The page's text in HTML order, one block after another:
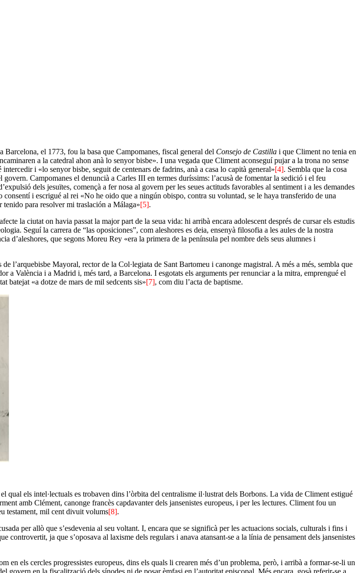
el 1773, fou la basa que Campomanes, fiscal general del Consejo de Castilla i que Climent no tenia en
a la catedral ahon anà lo senyor bisbe». I una vegada que Climent aconseguí pujar a la trona no sense
i «lo senyor bisbe, seguit de centenars de fadrins, anà a casa lo capità general»[4]. Sembla que la cosa
Campomanes el denuncià a Carles III en termes duríssims: l’acusà de fomentar la sedició i el feu
dels jesuïtes, començà a fer nosa al govern per les seues actituds favorables al sentiment i a les demandes
i escrigué al rei «No he oido que a ningún obispo, contra su voluntad, se le haya transferido de una
para resolver mi traslación a Málaga»[5].
la ciutat on havia passat la major part de la seua vida: hi arribà encara adolescent després de cursar els estudis
Seguí la carrera de “las oposiciones”, com aleshores es deia, ensenyà filosofia a les aules de la nostra
d’aleshores, que segons Moreu Rey «era la primera de la península pel nombre dels seus alumnes i
l’arquebisbe Mayoral, rector de la Col·legiata de Sant Bartomeu i canonge magistral. A més a més, sembla que
a València i a Madrid i, més tard, a Barcelona. I esgotats els arguments per renunciar a la mitra, emprengué el
batejat «a dotze de mars de mil sedcents sis»[7], com diu l’acta de baptisme.
qual els intel·lectuals es trobaven dins l’òrbita del centralisme il·lustrat dels Borbons. La vida de Climent estigué
amb Clément, canonge francès capdavanter dels jansenistes europeus, i per les lectures. Climent fou un
testament, mil cent divuit volums[8].
per allò que s’esdevenia al seu voltant. I, encara que se significà per les actuacions socials, culturals i fins i
controvertit, ja que s’oposava al laxisme dels regulars i anava atansant-se a la línia de pensament dels jansenistes
els cercles progressistes europeus, dins els quals li crearen més d’un problema, però, i arribà a formar-se-li un
govern en la fiscalització dels sínodes ni de posar èmfasi en l’autoritat episcopal. Més encara, gosà referir-se a